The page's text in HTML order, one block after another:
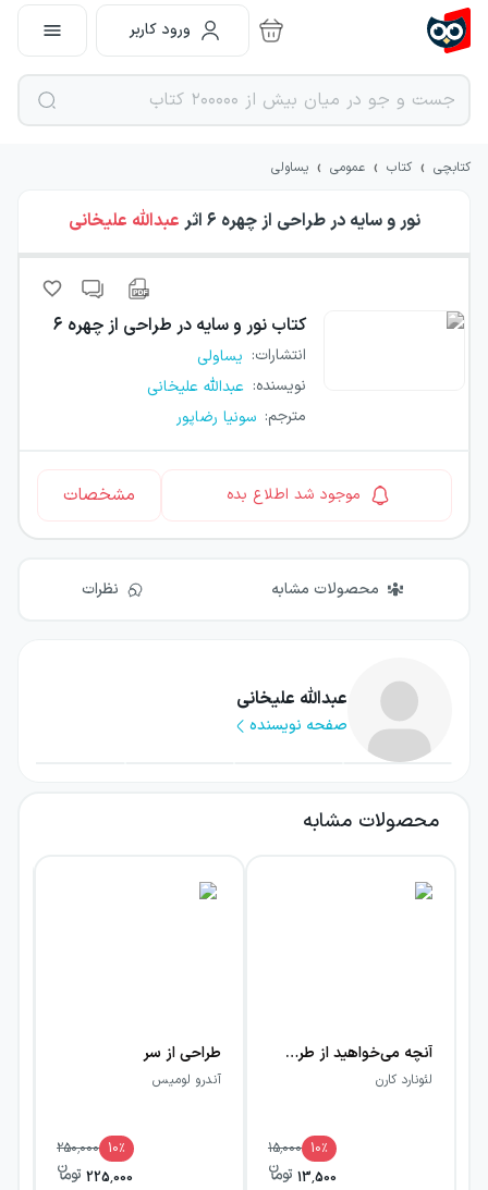
ورود کاربر
کتابچی › کتاب › عمومی › یساولی
نور و سایه در طراحی از چهره ۶ اثر عبدالله علیخانی
کتاب نور و سایه در طراحی از چهره ۶
انتشارات: یساولی
نویسنده: عبدالله علیخانی
مترجم: سونیا رضاپور
موجود شد اطلاع بده مشخصات
محصولات مشابه نظرات
عبدالله علیخانی
صفحه نویسنده
محصولات مشابه
آنچه می‌خواهید از طراحی گرافیک بدانید
لئونارد کارن
15,000 10٪
13,500
طراحی از سر
آندرو لومیس
250,000 10٪
225,000